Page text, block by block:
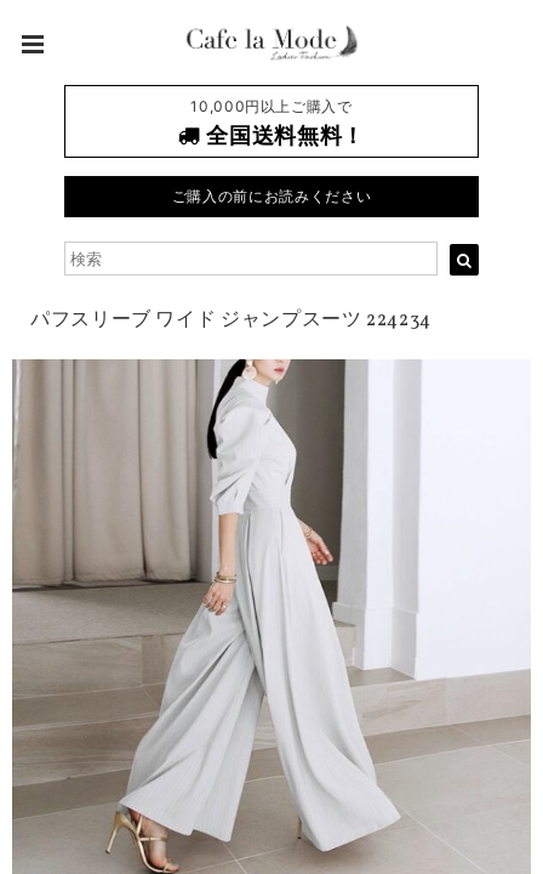
10,000円以上ご購入で
全国送料無料！
ご購入の前にお読みください
パフスリーブ ワイド ジャンプスーツ 224234